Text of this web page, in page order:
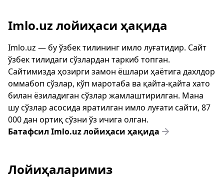
Imlo.uz лойиҳаси ҳақида
Imlo.uz — бу ўзбек тилининг имло луғатидир. Сайт
ўзбек тилидаги сўзлардан таркиб топган.
Сайтимизда ҳозирги замон ёшлари ҳаётига дахлдор
оммабоп сўзлар, кўп маротаба ва қайта-қайта хато
билан ёзиладиган сўзлар жамлаштирилган. Мана
шу сўзлар асосида яратилган имло луғати сайти, 87
000 дан ортиқ сўзни ўз ичига олган.
Батафсил Imlo.uz лойиҳаси ҳақида
Лойиҳаларимиз